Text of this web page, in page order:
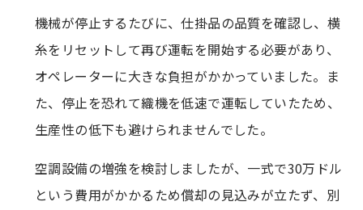
機械が停止するたびに、仕掛品の品質を確認し、横
糸をリセットして再び運転を開始する必要があり、
オペレーターに大きな負担がかかっていました。ま
た、停止を恐れて織機を低速で運転していたため、
生産性の低下も避けられませんでした。
空調設備の増強を検討しましたが、一式で30万ドル
という費用がかかるため償却の見込みが立たず、別